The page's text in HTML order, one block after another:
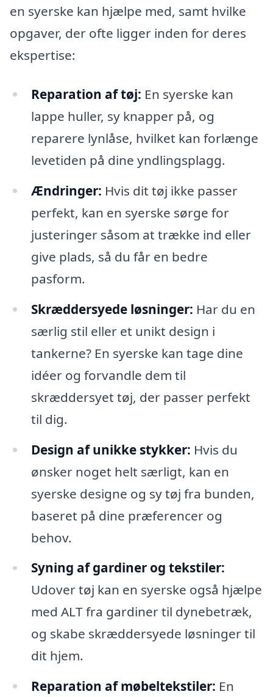
en syerske kan hjælpe med, samt hvilke
opgaver, der ofte ligger inden for deres
ekspertise:
Reparation af tøj: En syerske kan
lappe huller, sy knapper på, og
reparere lynlåse, hvilket kan forlænge
levetiden på dine yndlingsplagg.
Ændringer: Hvis dit tøj ikke passer
perfekt, kan en syerske sørge for
justeringer såsom at trække ind eller
give plads, så du får en bedre
pasform.
Skræddersyede løsninger: Har du en
særlig stil eller et unikt design i
tankerne? En syerske kan tage dine
idéer og forvandle dem til
skræddersyet tøj, der passer perfekt
til dig.
Design af unikke stykker: Hvis du
ønsker noget helt særligt, kan en
syerske designe og sy tøj fra bunden,
baseret på dine præferencer og
behov.
Syning af gardiner og tekstiler:
Udover tøj kan en syerske også hjælpe
med ALT fra gardiner til dynebetræk,
og skabe skræddersyede løsninger til
dit hjem.
Reparation af møbeltekstiler: En